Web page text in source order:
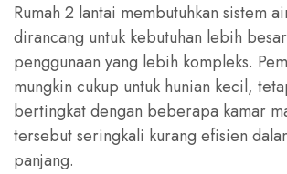
Rumah 2 lantai membutuhkan sistem
dirancang untuk kebutuhan lebih
penggunaan yang lebih kompleks.
mungkin cukup untuk hunian kecil,
bertingkat dengan beberapa kamar
tersebut seringkali kurang efisien
panjang.